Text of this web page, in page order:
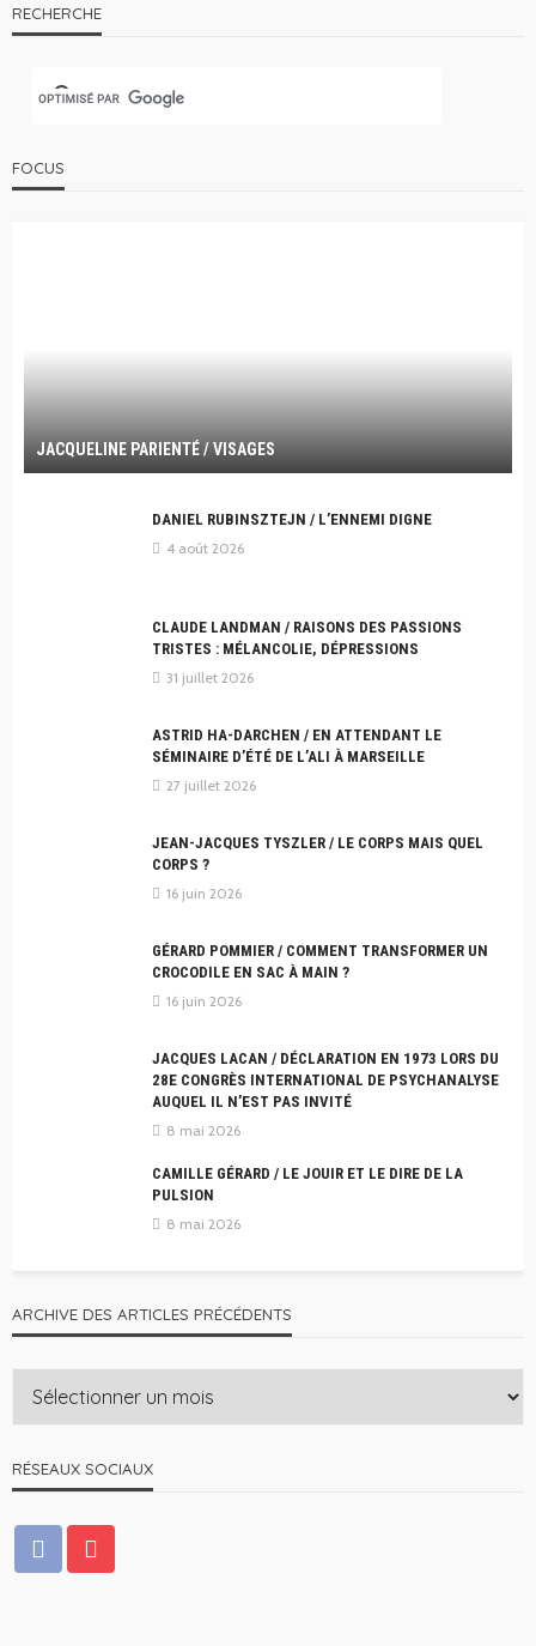
RECHERCHE
FOCUS
JACQUELINE PARIENTÉ / VISAGES
DANIEL RUBINSZTEJN / L’ENNEMI DIGNE
4 août 2026
CLAUDE LANDMAN / RAISONS DES PASSIONS
TRISTES : MÉLANCOLIE, DÉPRESSIONS
31 juillet 2026
ASTRID HA-DARCHEN / EN ATTENDANT LE
SÉMINAIRE D’ÉTÉ DE L’ALI À MARSEILLE
27 juillet 2026
JEAN-JACQUES TYSZLER / LE CORPS MAIS QUEL
CORPS ?
16 juin 2026
GÉRARD POMMIER / COMMENT TRANSFORMER UN
CROCODILE EN SAC À MAIN ?
16 juin 2026
JACQUES LACAN / DÉCLARATION EN 1973 LORS DU
28E CONGRÈS INTERNATIONAL DE PSYCHANALYSE
AUQUEL IL N’EST PAS INVITÉ
8 mai 2026
CAMILLE GÉRARD / LE JOUIR ET LE DIRE DE LA
PULSION
8 mai 2026
ARCHIVE DES ARTICLES PRÉCÉDENTS
RÉSEAUX SOCIAUX